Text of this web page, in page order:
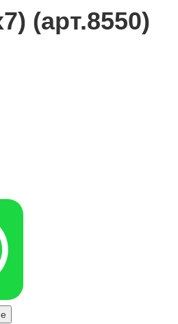
(арт.8550)